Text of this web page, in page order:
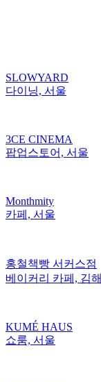
SLOWYARD
다이닝, 서울
3CE CINEMA
팝업스토어, 서울
Monthmity
카페, 서울
홍철책빵 서커스점
베이커리 카페, 김해
KUMÉ HAUS
쇼룸, 서울